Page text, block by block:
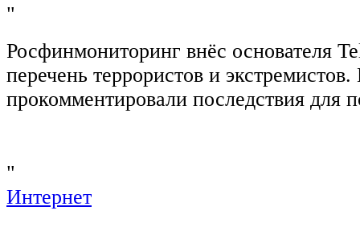
"
Росфинмониторинг внёс основателя
перечень террористов и
прокомментировали последствия для
"
Интернет